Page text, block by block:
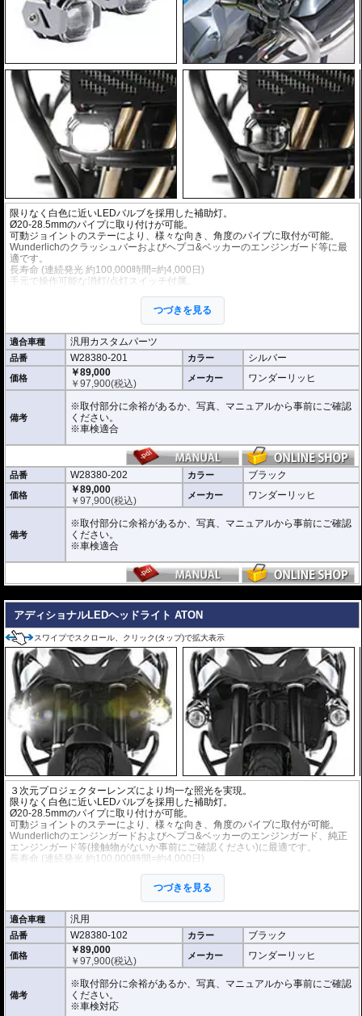
限りなく白色に近いLEDバルブを採用した補助灯。
Ø20-28.5mmのパイプに取り付けが可能。
可動ジョイントのステーにより、様々な向き、角度のパイプに取付が可能。
Wunderlichのクラッシュバーおよびヘプコ&ベッカーのエンジンガード等に最
適です。
長寿命 (連続発光 約100,000時間=約4,000日)
手元で操作可能な消灯/点灯スイッチ付属。
※車検対応
こちらのキットのスイッチはテルテールがありませんが下記を根拠に車検対応
です。(自動車技術総合機構に確認済み)
自動車技術総合機構審査事務規程
・操縦装置 性能要件 書面等による審査 第7章 7-12-1-2 (2) / 第8章 8-12
・前部霧灯 取付要件 視認等による審査 第7章 7-70-3 (1) / 第8章 8-70-3
つづきを見る
適合車種 汎用カスタムパーツ
品番 W28380-201 カラー シルバー
価格
￥89,000
￥97,900(税込) メーカー ワンダーリッヒ
備考
※取付部分に余裕があるか、写真、マニュアルから事前にご確認
ください。
※車検適合
品番 W28380-202 カラー ブラック
価格
￥89,000
￥97,900(税込) メーカー ワンダーリッヒ
備考
※取付部分に余裕があるか、写真、マニュアルから事前にご確認
ください。
※車検適合
アディショナルLEDヘッドライト ATON
スワイプでスクロール、クリック(タップ)で拡大表示
３次元プロジェクターレンズにより均一な照光を実現。
限りなく白色に近いLEDバルブを採用した補助灯。
Ø20-28.5mmのパイプに取り付けが可能。
可動ジョイントのステーにより、様々な向き、角度のパイプに取付が可能。
Wunderlichのエンジンガードおよびヘプコ&ベッカーのエンジンガード、純正
エンジンガード等(接触物がないか事前にご確認ください)に最適です。
長寿命 (連続発光 約100,000時間=約4,000日)
こちらのキットのスイッチはテルテールがありませんが下記を根拠に車検対応
です。(自動車技術総合機構に確認済み)
自動車技術総合機構審査事務規程
・操縦装置 性能要件 書面等による審査 第7章 7-12-1-2 (2) / 第8章 8-12
-1 (4)
・前部霧灯 取付要件 視認等による審査 第7章 7-70-3 (1) / 第8章 8-70-3
つづきを見る
適合車種 汎用
品番 W28380-102 カラー ブラック
価格
￥89,000
￥97,900(税込) メーカー ワンダーリッヒ
備考
※取付部分に余裕があるか、写真、マニュアルから事前にご確認
ください。
※車検対応